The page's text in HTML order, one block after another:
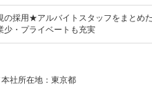
採用★アルバイトスタッフをまとめ
・プライベートも充実
社所在地：東京都